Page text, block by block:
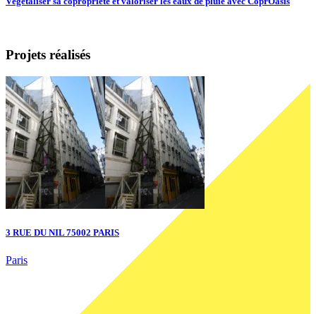
Projets réalisés
3 RUE DU NIL 75002 PARIS
Paris